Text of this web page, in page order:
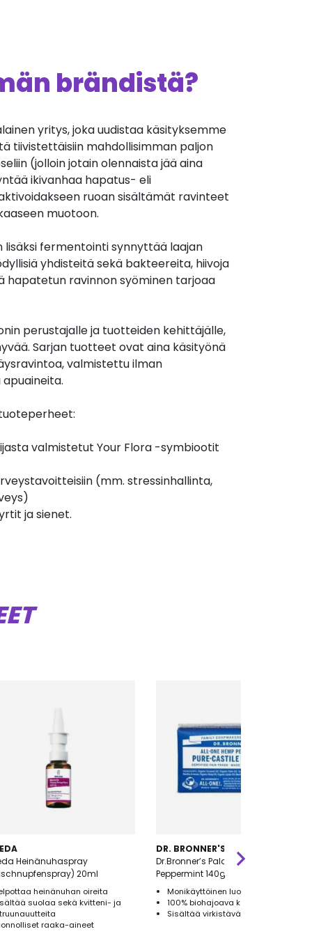
brändistä?
yritys, joka uudistaa käsityksemme
tiivistettäisiin mahdollisimman paljon
(jolloin jotain olennaista jää aina
ikivanhaa hapatus- eli
ruoan sisältämät ravinteet
muotoon.
lisäksi fermentointi synnyttää laajan
yhdisteitä sekä bakteereita, hiivoja
hapatetun ravinnon syöminen tarjoaa
perustajalle ja tuotteiden kehittäjälle,
Sarjan tuotteet ovat aina käsityönä
valmistettu ilman
valmistetut Your Flora -symbiootit
(mm. stressinhallinta,
ja sienet.
Heinänuhaspray
20ml
heinänuhan oireita
suolaa sekä kvitteni- ja
raaka-aineet
DR. BRONNER'S
Dr.Bronner’s Palasaippua
Peppermint 140g
Monikäyttöinen luomu palasaippua
100% biohajoava kääre
Sisältää virkistävää piparminttua